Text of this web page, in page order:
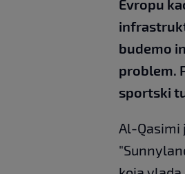
Evropu
budemo
problem.
sportski
Al-Qasimi